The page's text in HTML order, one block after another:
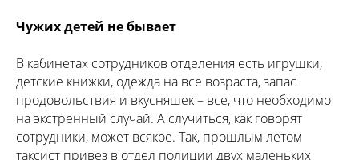
Чужих детей не бывает
В кабинетах сотрудников отделения есть игрушки,
детские книжки, одежда на все возраста, запас
продовольствия и вкусняшек – все, что необходимо
на экстренный случай. А случиться, как говорят
сотрудники, может всякое. Так, прошлым летом
таксист привез в отдел полиции двух маленьких